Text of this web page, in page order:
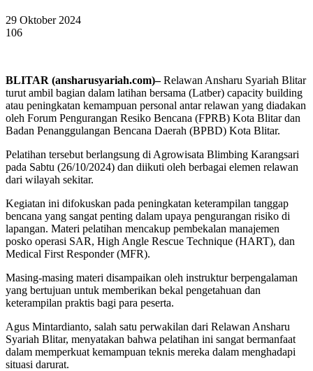
29 Oktober 2024
106
BLITAR (ansharusyariah.com)–Relawan Ansharu Syariah Blitar
turut ambil bagian dalam latihan bersama (Latber) capacity building
atau peningkatan kemampuan personal antar relawan yang diadakan
oleh Forum Pengurangan Resiko Bencana (FPRB) Kota Blitar dan
Badan Penanggulangan Bencana Daerah (BPBD) Kota Blitar.
Pelatihan tersebut berlangsung di Agrowisata Blimbing Karangsari
pada Sabtu (26/10/2024) dan diikuti oleh berbagai elemen relawan
dari wilayah sekitar.
Kegiatan ini difokuskan pada peningkatan keterampilan tanggap
bencana yang sangat penting dalam upaya pengurangan risiko di
lapangan. Materi pelatihan mencakup pembekalan manajemen
posko operasi SAR, High Angle Rescue Technique (HART), dan
Medical First Responder (MFR).
Masing-masing materi disampaikan oleh instruktur berpengalaman
yang bertujuan untuk memberikan bekal pengetahuan dan
keterampilan praktis bagi para peserta.
Agus Mintardianto, salah satu perwakilan dari Relawan Ansharu
Syariah Blitar, menyatakan bahwa pelatihan ini sangat bermanfaat
dalam memperkuat kemampuan teknis mereka dalam menghadapi
situasi darurat.